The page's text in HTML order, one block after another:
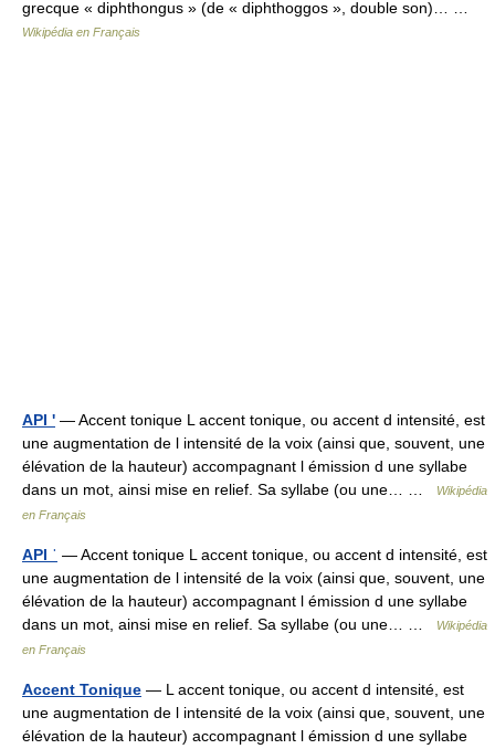
grecque « diphthongus » (de « diphthoggos », double son)… …
Wikipédia en Français
API ' — Accent tonique L accent tonique, ou accent d intensité, est
une augmentation de l intensité de la voix (ainsi que, souvent, une
élévation de la hauteur) accompagnant l émission d une syllabe
dans un mot, ainsi mise en relief. Sa syllabe (ou une… …
Wikipédia
en Français
API ˈ — Accent tonique L accent tonique, ou accent d intensité, est
une augmentation de l intensité de la voix (ainsi que, souvent, une
élévation de la hauteur) accompagnant l émission d une syllabe
dans un mot, ainsi mise en relief. Sa syllabe (ou une… …
Wikipédia
en Français
Accent Tonique — L accent tonique, ou accent d intensité, est
une augmentation de l intensité de la voix (ainsi que, souvent, une
élévation de la hauteur) accompagnant l émission d une syllabe